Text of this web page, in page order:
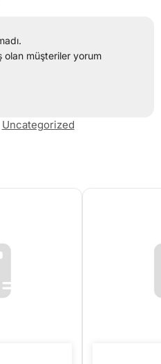
olan müşteriler yorum
Uncategorized